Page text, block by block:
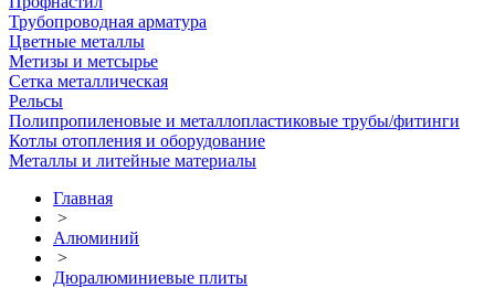
Трубопроводная арматура
Цветные металлы
Метизы и метсырье
Сетка металлическая
Рельсы
Полипропиленовые и металлопластиковые трубы/фитинги
Котлы отопления и оборудование
Металлы и литейные материалы
Главная
>
Алюминий
>
Дюралюминиевые плиты